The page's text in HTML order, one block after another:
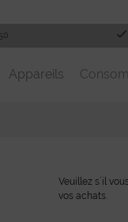
Appareils
Veuillez s´il
vos achats.